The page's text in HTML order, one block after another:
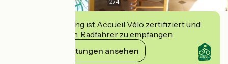
Diese Einrichtung ist Accueil Vélo zertifiziert und
verpflichtet sich, Radfahrer zu empfangen.
Ihre Verpflichtungen ansehen